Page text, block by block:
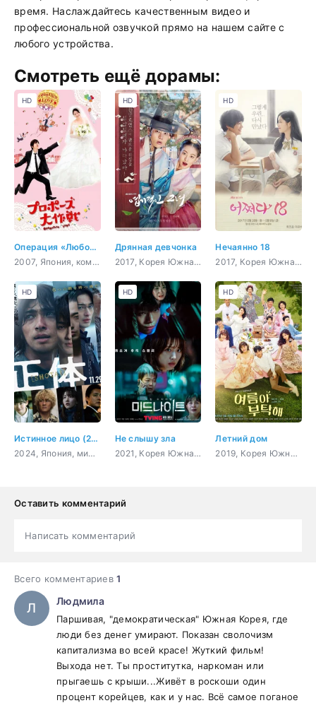
время. Наслаждайтесь качественным видео и
профессиональной озвучкой прямо на нашем сайте с
любого устройства.
Смотреть ещё дорамы:
Операция «Любовь»
2007, Япония, комедия, романтика, молодость, сверхъестественное
HD
Дрянная девчонка
2017, Корея Южная, история, комедия, романтика
HD
Нечаянно 18
2017, Корея Южная, комедия, романтика, драма, фэнтези
HD
Истинное лицо (2024)
2024, Япония, мистика, драма
HD
Не слышу зла
2021, Корея Южная, боевик, триллер, мистика
HD
Летний дом
2019, Корея Южная, романтика, драма, мелодрама
HD
Оставить комментарий
Написать комментарий
Всего комментариев1
Л Людмила
Паршивая, "демократическая" Южная Корея, где
люди без денег умирают. Показан сволочизм
капитализма во всей красе! Жуткий фильм!
Выхода нет. Ты проститутка, наркоман или
прыгаешь с крыши...Живёт в роскоши один
процент корейцев, как и у нас. Всё самое поганое